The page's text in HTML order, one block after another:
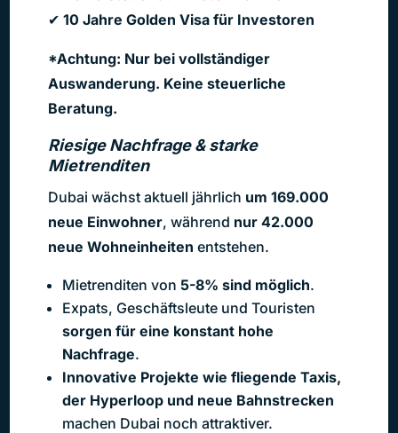
✔ 10 Jahre Golden Visa für Investoren
*Achtung: Nur bei vollständiger
Auswanderung. Keine steuerliche
Beratung.
Riesige Nachfrage & starke
Mietrenditen
Dubai wächst aktuell jährlich um 169.000
neue Einwohner, während nur 42.000
neue Wohneinheiten entstehen.
Mietrenditen von 5-8% sind möglich.
Expats, Geschäftsleute und Touristen
sorgen für eine konstant hohe
Nachfrage.
Innovative Projekte wie fliegende Taxis,
der Hyperloop und neue Bahnstrecken
machen Dubai noch attraktiver.